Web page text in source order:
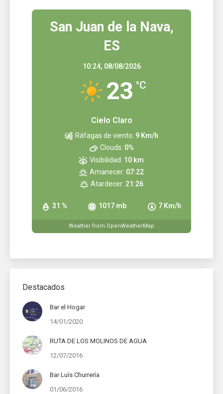
San Juan de la Nava,
ES
10:24, 08/08/2026
23 °C
Cielo Claro
31 % 1017 mb 7 Km/h
Ráfagas de viento: 9 Km/h
Clouds: 0%
Visibilidad: 10 km
Amanecer: 07:22
Atardecer: 21:26
Weather from OpenWeatherMap
Destacados
Bar el Hogar
14/01/2020
RUTA DE LOS MOLINOS DE AGUA
12/07/2016
Bar Luís Churrería
01/06/2016